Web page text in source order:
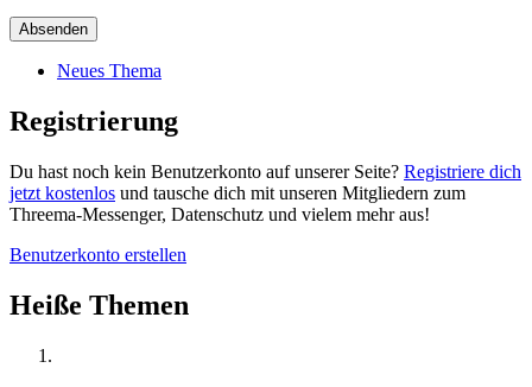
Neues Thema
Registrierung
Du hast noch kein Benutzerkonto auf unserer Seite? Registriere dich
jetzt kostenlos und tausche dich mit unseren Mitgliedern zum
Threema-Messenger, Datenschutz und vielem mehr aus!
Benutzerkonto erstellen
Heiße Themen